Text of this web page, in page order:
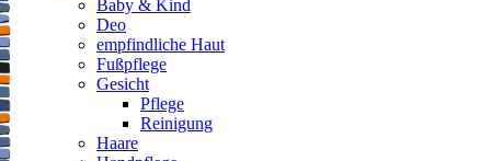
Baby & Kind
Deo
empfindliche Haut
Fußpflege
Gesicht
Pflege
Reinigung
Haare